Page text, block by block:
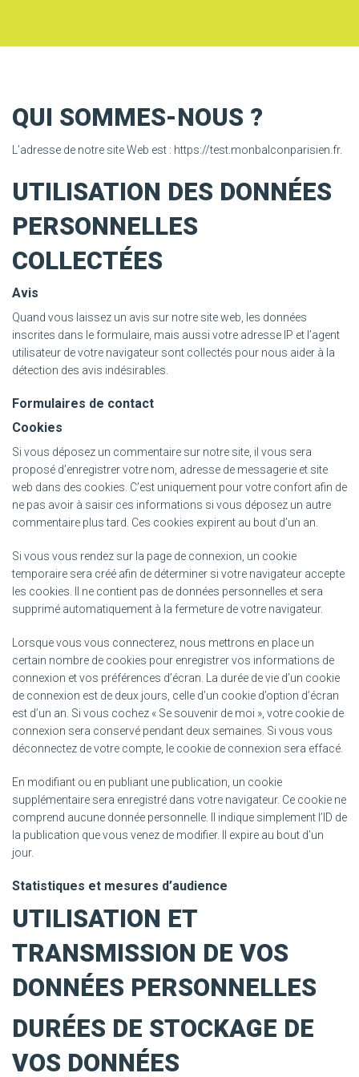
QUI SOMMES-NOUS ?
L’adresse de notre site Web est : https://test.monbalconparisien.fr.
UTILISATION DES DONNÉES
PERSONNELLES
COLLECTÉES
Avis
Quand vous laissez un avis sur notre site web, les données
inscrites dans le formulaire, mais aussi votre adresse IP et l’agent
utilisateur de votre navigateur sont collectés pour nous aider à la
détection des avis indésirables.
Formulaires de contact
Cookies
Si vous déposez un commentaire sur notre site, il vous sera
proposé d’enregistrer votre nom, adresse de messagerie et site
web dans des cookies. C’est uniquement pour votre confort afin de
ne pas avoir à saisir ces informations si vous déposez un autre
commentaire plus tard. Ces cookies expirent au bout d’un an.
Si vous vous rendez sur la page de connexion, un cookie
temporaire sera créé afin de déterminer si votre navigateur accepte
les cookies. Il ne contient pas de données personnelles et sera
supprimé automatiquement à la fermeture de votre navigateur.
Lorsque vous vous connecterez, nous mettrons en place un
certain nombre de cookies pour enregistrer vos informations de
connexion et vos préférences d’écran. La durée de vie d’un cookie
de connexion est de deux jours, celle d’un cookie d’option d’écran
est d’un an. Si vous cochez « Se souvenir de moi », votre cookie de
connexion sera conservé pendant deux semaines. Si vous vous
déconnectez de votre compte, le cookie de connexion sera effacé.
En modifiant ou en publiant une publication, un cookie
supplémentaire sera enregistré dans votre navigateur. Ce cookie ne
comprend aucune donnée personnelle. Il indique simplement l’ID de
la publication que vous venez de modifier. Il expire au bout d’un
jour.
Statistiques et mesures d’audience
UTILISATION ET
TRANSMISSION DE VOS
DONNÉES PERSONNELLES
DURÉES DE STOCKAGE DE
VOS DONNÉES